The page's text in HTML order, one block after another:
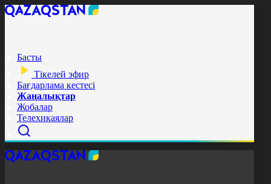
Басты
Тікелей эфир
Бағдарлама кестесі
Жаңалықтар
Жобалар
Телехикаялар